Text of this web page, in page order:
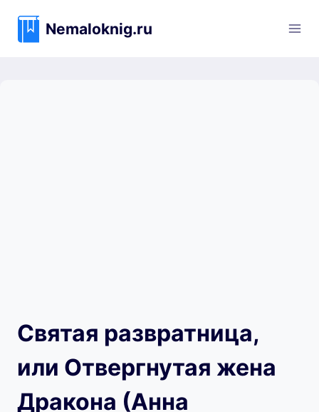
содержимому
Nemaloknig.ru
Святая развратница,
или Отвергнутая жена
Дракона (Анна